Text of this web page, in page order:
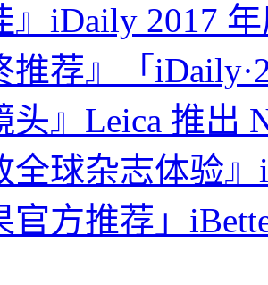
』iDaily 2017
推荐』「
头』Leica 推出
全球杂志体验
官方推荐」